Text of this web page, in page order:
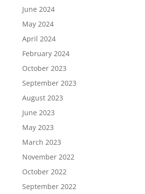
June 2024
May 2024
April 2024
February 2024
October 2023
September 2023
August 2023
June 2023
May 2023
March 2023
November 2022
October 2022
September 2022